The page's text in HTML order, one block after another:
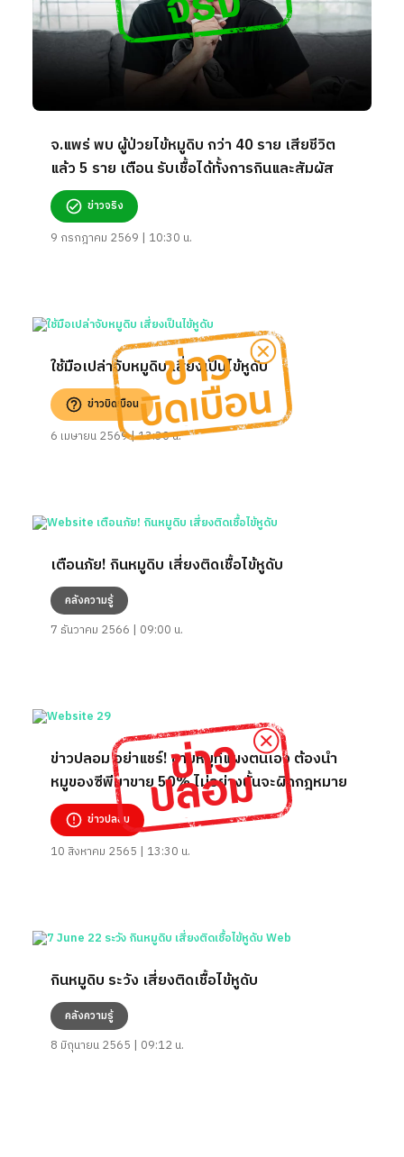
จ.แพร่ พบ ผู้ป่วยไข้หมูดิบ กว่า 40 ราย เสียชีวิต
แล้ว 5 ราย เตือน รับเชื้อได้ทั้งการกินและสัมผัส
ข่าวจริง
9 กรกฎาคม 2569 | 10:30 น.
ใช้มือเปล่าจับหมูดิบ เสี่ยงเป็นไข้หูดับ
ข่าวบิดเบือน
6 เมษายน 2569 | 13:30 น.
เตือนภัย! กินหมูดิบ เสี่ยงติดเชื้อไข้หูดับ
คลังความรู้
7 ธันวาคม 2566 | 09:00 น.
ข่าวปลอม อย่าแชร์! ขายหมูที่แผงตนเอง ต้องนำ
หมูของซีพีมาขาย 50% ไม่อย่างนั้นจะผิดกฎหมาย
ข่าวปลอม
10 สิงหาคม 2565 | 13:30 น.
กินหมูดิบ ระวัง เสี่ยงติดเชื้อไข้หูดับ
คลังความรู้
8 มิถุนายน 2565 | 09:12 น.